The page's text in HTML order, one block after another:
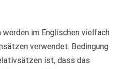
im Englischen vielfach
verwendet. Bedingung
ist, dass das